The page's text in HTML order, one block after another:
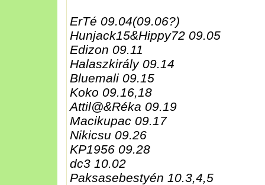
ErTé 09.04(09.06?)
Hunjack15&Hippy72 09.05
Edizon 09.11
Halaszkirály 09.14
Bluemali 09.15
Koko 09.16,18
Attil@&Réka 09.19
Macikupac 09.17
Nikicsu 09.26
KP1956 09.28
dc3 10.02
Paksasebestyén 10.3,4,5